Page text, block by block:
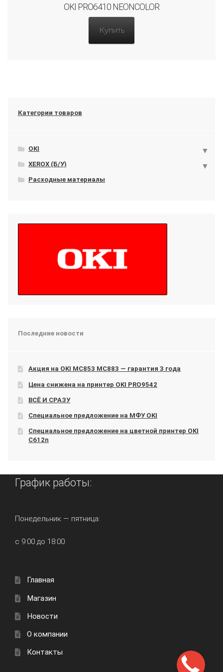
OKI PRO6410 NEONCOLOR
Купить
Категории товаров
OKI
XEROX (Б/У)
Расходные материалы
Последние новости
Акция на OKI МС853 МС883 — гарантия 3 года
Цена снижена на принтер OKI PRO9542
ВСЁ И СРАЗУ
Специальное предложение на МФУ OKI
Специальное предложение на цветной принтер OKI
C612n
График работы:
Понедельник — пятница:
с 9:00 до 18:00
Главная
Магазин
Новости
О компании
Контакты